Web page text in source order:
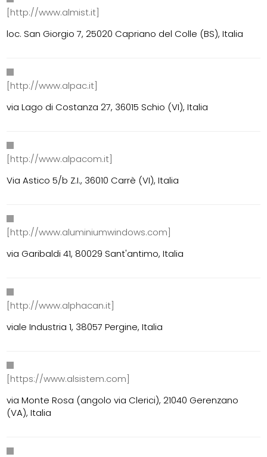
[http://www.almist.it]
loc. San Giorgio 7, 25020 Capriano del Colle (BS), Italia
[http://www.alpac.it]
via Lago di Costanza 27, 36015 Schio (VI), Italia
[http://www.alpacom.it]
Via Astico 5/b Z.I., 36010 Carrè (VI), Italia
[http://www.aluminiumwindows.com]
via Garibaldi 41, 80029 Sant'antimo, Italia
[http://www.alphacan.it]
viale Industria 1, 38057 Pergine, Italia
[https://www.alsistem.com]
via Monte Rosa (angolo via Clerici), 21040 Gerenzano
(VA), Italia